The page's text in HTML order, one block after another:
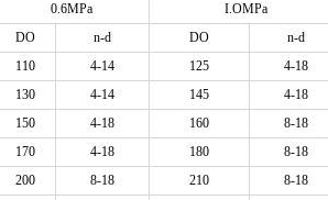
0.6MPa I.OMPa
DO
n-d DO n-d
110 4-14 125 4-18
130 4-14 145 4-18
150 4-18 160 8-18
170 4-18 180 8-18
200 8-18 210 8-18